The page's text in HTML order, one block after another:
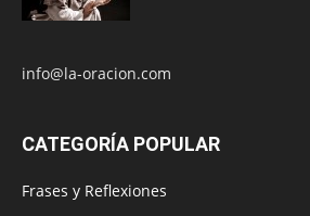
info@la-oracion.com
CATEGORÍA POPULAR
Frases y Reflexiones